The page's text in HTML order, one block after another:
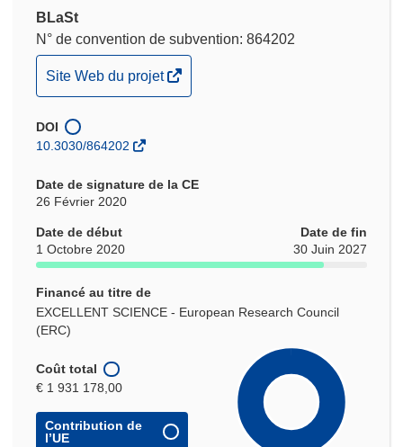
BLaSt
N° de convention de subvention: 864202
(s’ouvre
dans
une
nouvelle
Site Web du projet
DOI
10.3030/864202
Date de signature de la CE
26 Février 2020
Date de début
1 Octobre 2020
Date de fin
30 Juin 2027
Financé au titre de
EXCELLENT SCIENCE - European Research Council
(ERC)
Coût total
€ 1 931 178,00
Contribution de
l’UE